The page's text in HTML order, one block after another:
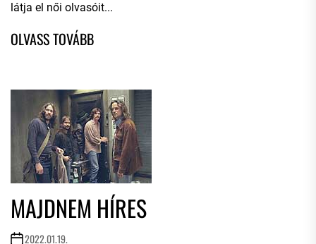
látja el női olvasóit...
MAJDNEM HÍRES
2022.01.19.